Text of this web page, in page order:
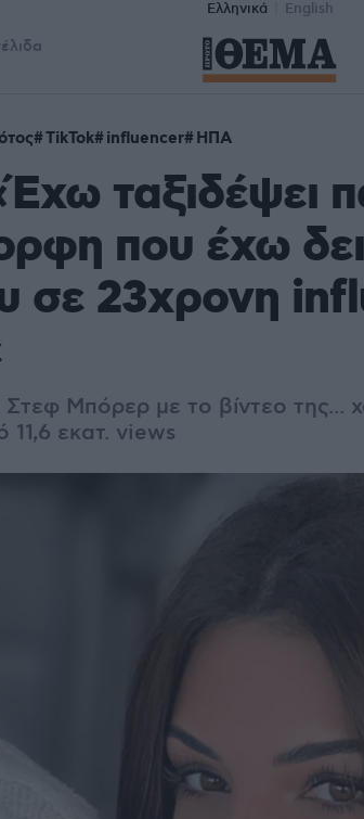
Ελληνικά English
TikTok influencer ΗΠΑ
ταξιδέψει
που έχω
σε 23χρονη
Στεφ Μπόρερ με το βίντεο της...
11,6 εκατ. views